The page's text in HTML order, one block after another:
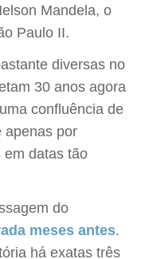
Mandela, o
Paulo II.
diversas no
30 anos agora
confluência de
apenas por
em datas tão
do
meses antes.
há exatas três